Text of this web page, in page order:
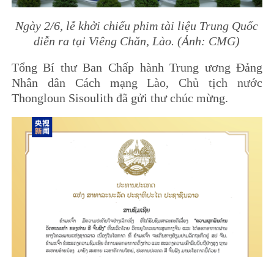
Ngày 2/6, lễ khởi chiếu phim tài liệu Trung Quốc
diễn ra tại Viêng Chăn, Lào. (Ảnh: CMG)
Tổng Bí thư Ban Chấp hành Trung ương Đảng
Nhân dân Cách mạng Lào, Chủ tịch nước
Thongloun Sisoulith đã gửi thư chúc mừng.